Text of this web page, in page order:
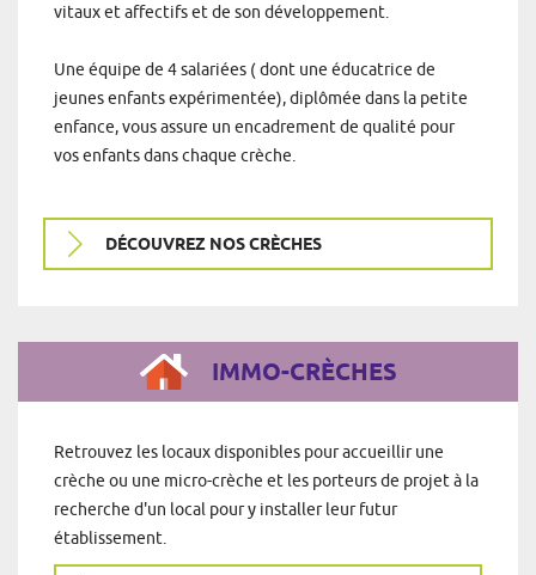
vitaux et affectifs et de son développement.
Une équipe de 4 salariées ( dont une éducatrice de
jeunes enfants expérimentée), diplômée dans la petite
enfance, vous assure un encadrement de qualité pour
vos enfants dans chaque crèche.
DÉCOUVREZ NOS CRÈCHES
IMMO-CRÈCHES
Retrouvez les locaux disponibles pour accueillir une
crèche ou une micro-crèche et les porteurs de projet à la
recherche d'un local pour y installer leur futur
établissement.